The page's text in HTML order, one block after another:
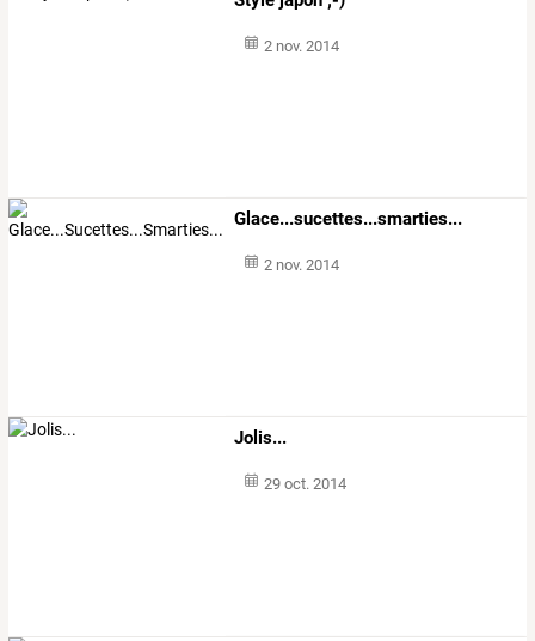
2 nov. 2014
Glace...sucettes...smarties...
2 nov. 2014
Jolis...
29 oct. 2014